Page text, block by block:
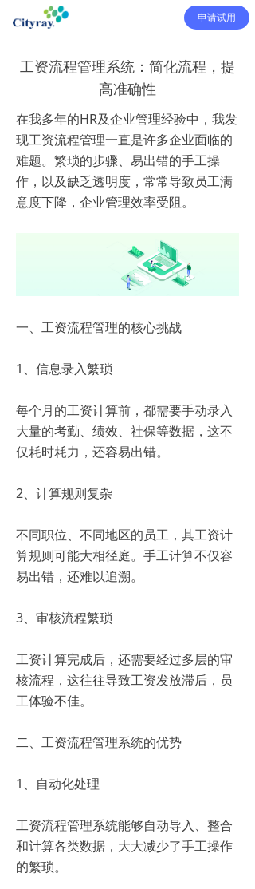
申请试用
工资流程管理系统：简化流程，提
高准确性
在我多年的HR及企业管理经验中，我发
现工资流程管理一直是许多企业面临的
难题。繁琐的步骤、易出错的手工操
作，以及缺乏透明度，常常导致员工满
意度下降，企业管理效率受阻。
一、工资流程管理的核心挑战
1、信息录入繁琐
每个月的工资计算前，都需要手动录入
大量的考勤、绩效、社保等数据，这不
仅耗时耗力，还容易出错。
2、计算规则复杂
不同职位、不同地区的员工，其工资计
算规则可能大相径庭。手工计算不仅容
易出错，还难以追溯。
3、审核流程繁琐
工资计算完成后，还需要经过多层的审
核流程，这往往导致工资发放滞后，员
工体验不佳。
二、工资流程管理系统的优势
1、自动化处理
工资流程管理系统能够自动导入、整合
和计算各类数据，大大减少了手工操作
的繁琐。